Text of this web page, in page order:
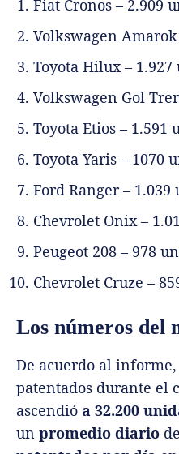
Fiat Cronos – 2.909
Volkswagen
Toyota Hilux – 1.927
Volkswagen Gol
Toyota Etios – 1.591
Toyota Yaris – 1070
Ford Ranger – 1.039
Chevrolet Onix –
Peugeot 208 – 978
Chevrolet Cruze –
Los números del
De acuerdo al
patentados durante el
ascendió a 32.200
un promedio diario de